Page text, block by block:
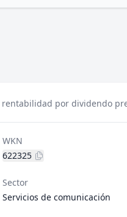
por dividendo
WKN
622325
Sector
Servicios de comunicación